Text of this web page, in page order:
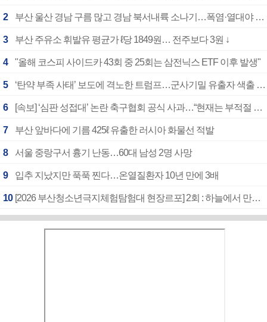
2 부산 울산 경남 구름 많고 경남 북서내륙 소나기…폭염·열대야 계속
3 부산 주유소 휘발유 평균가 ℓ당 1849원… 전주보다 3원 ↓
4 "올해 코스피 사이드카 43회 중 25회는 삼전닉스 ETF 이후 발생"
5 ‘탄약 부족 사태’ 보도에 격노한 트럼프…군사기밀 유출자 색출 지시
6 [속보] ‘심판 성접대’ 논란 축구협회 공식 사과…“현재는 부적절 행위 없어”
7 부산 앞바다에 기름 425ℓ 유출한 러시아 화물선 적발
8 서울 중랑구서 흉기 난동…60대 남성 2명 사망
9 입추 지났지만 푹푹 찐다…온열질환자 10년 만에 3배
10 [2026 부산청소년극지체험탐험대 현장르포] 2회 : 하늘에서 만난 얼음의 나라